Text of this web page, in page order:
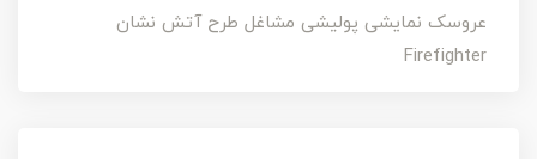
عروسک نمایشی پولیشی مشاغل طرح آتش نشان
Firefighter